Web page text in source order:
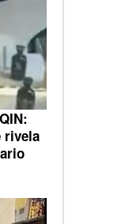
rivela